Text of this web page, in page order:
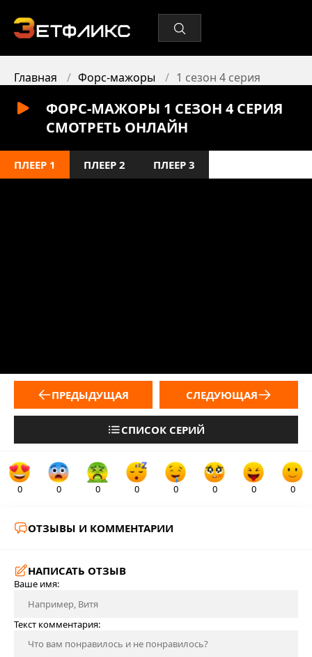
Главная Форс-мажоры 1 сезон 4 серия
ФОРС-МАЖОРЫ 1 СЕЗОН 4 СЕРИЯ
СМОТРЕТЬ ОНЛАЙН
ПЛЕЕР 1 ПЛЕЕР 2 ПЛЕЕР 3
ПРЕДЫДУЩАЯ
СПИСОК СЕРИЙ
СЛЕДУЮЩАЯ
0 0 0 0 0 0 0 0
ОТЗЫВЫ И КОММЕНТАРИИ
НАПИСАТЬ ОТЗЫВ
Ваше имя:
Текст комментария: